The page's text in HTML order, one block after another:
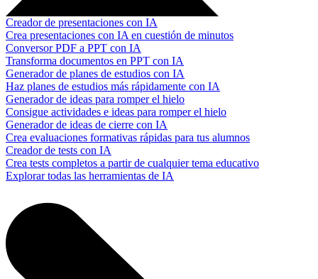
Creador de presentaciones con IA
Crea presentaciones con IA en cuestión de minutos
Conversor PDF a PPT con IA
Transforma documentos en PPT con IA
Generador de planes de estudios con IA
Haz planes de estudios más rápidamente con IA
Generador de ideas para romper el hielo
Consigue actividades e ideas para romper el hielo
Generador de ideas de cierre con IA
Crea evaluaciones formativas rápidas para tus alumnos
Creador de tests con IA
Crea tests completos a partir de cualquier tema educativo
Explorar todas las herramientas de IA